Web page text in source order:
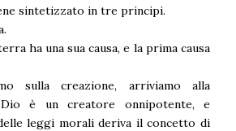
sintetizzato in tre principi.
ha una sua causa, e la prima causa
sulla creazione, arriviamo alla
Dio è un creatore onnipotente, e
leggi morali deriva il concetto di